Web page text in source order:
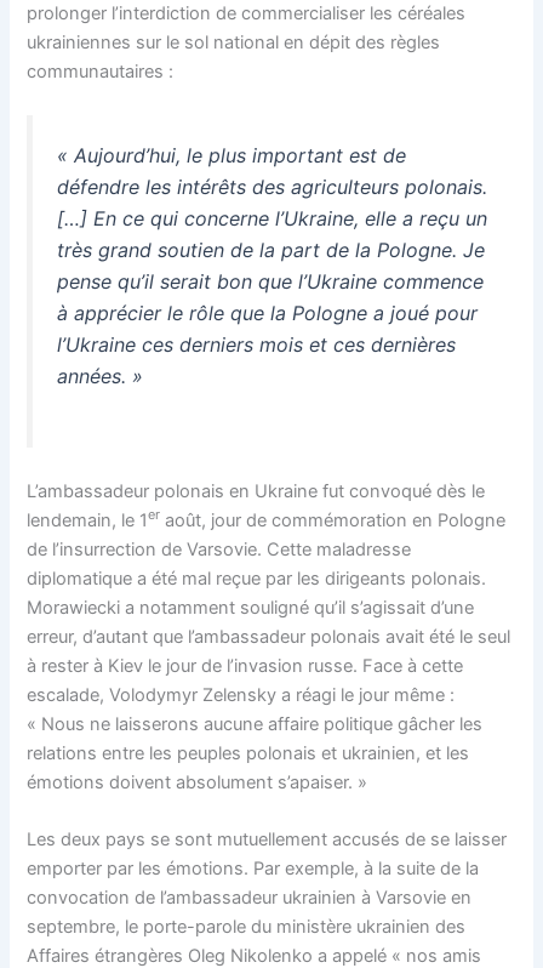
prolonger l’interdiction de commercialiser les céréales
ukrainiennes sur le sol national en dépit des règles
communautaires :
« Aujourd’hui, le plus important est de
défendre les intérêts des agriculteurs polonais.
[…] En ce qui concerne l’Ukraine, elle a reçu un
très grand soutien de la part de la Pologne. Je
pense qu’il serait bon que l’Ukraine commence
à apprécier le rôle que la Pologne a joué pour
l’Ukraine ces derniers mois et ces dernières
années. »
L’ambassadeur polonais en Ukraine fut convoqué dès le
lendemain, le 1er août, jour de commémoration en Pologne
de l’insurrection de Varsovie. Cette maladresse
diplomatique a été mal reçue par les dirigeants polonais.
Morawiecki a notamment souligné qu’il s’agissait d’une
erreur, d’autant que l’ambassadeur polonais avait été le seul
à rester à Kiev le jour de l’invasion russe. Face à cette
escalade, Volodymyr Zelensky a réagi le jour même :
« Nous ne laisserons aucune affaire politique gâcher les
relations entre les peuples polonais et ukrainien, et les
émotions doivent absolument s’apaiser. »
Les deux pays se sont mutuellement accusés de se laisser
emporter par les émotions. Par exemple, à la suite de la
convocation de l’ambassadeur ukrainien à Varsovie en
septembre, le porte-parole du ministère ukrainien des
Affaires étrangères Oleg Nikolenko a appelé « nos amis